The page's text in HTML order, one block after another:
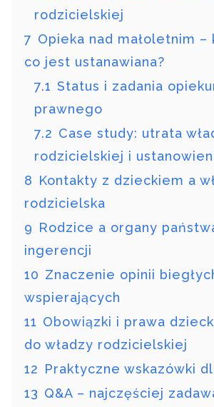
rodzicielskiej
7 Opieka nad małoletnim –
co jest ustanawiana?
7.1 Status i zadania
prawnego
7.2 Case study: utrata
rodzicielskiej i
8 Kontakty z dzieckiem a
rodzicielska
9 Rodzice a organy
ingerencji
10 Znaczenie opinii
wspierających
11 Obowiązki i prawa
do władzy rodzicielskiej
12 Praktyczne wskazówki
13 Q&A – najczęściej